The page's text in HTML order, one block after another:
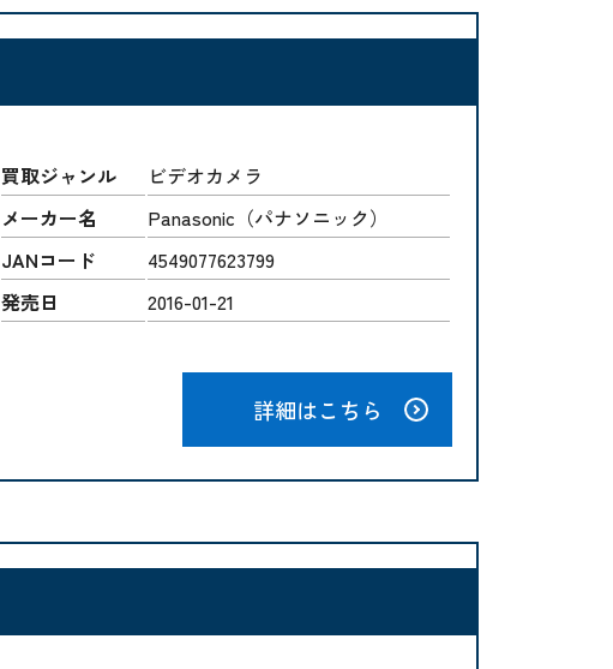
買取ジャンル
ビデオカメラ
メーカー名
Panasonic（パナソニック）
JANコード
4549077623799
発売日
2016-01-21
詳細はこちら